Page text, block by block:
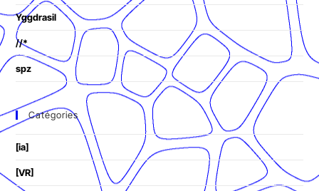
Yggdrasil
//*
spz
Catégories
[ia]
[VR]